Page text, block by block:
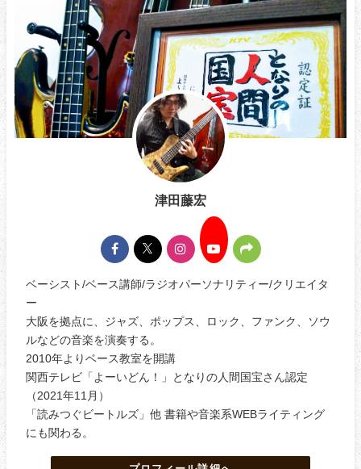
津田藤宏
ベーシスト/ベース講師/ラジオパーソナリティー/クリエイタ
ー
大阪を拠点に、ジャズ、ポップス、ロック、ファンク、ソウ
ルなどの音楽を演奏する。
2010年よりベース教室を開講
関西テレビ「よーいどん！」となりの人間国宝さん認定
（2021年11月）
「読みつぐビートルズ」他 書籍や音楽系WEBライティング
にも関わる。